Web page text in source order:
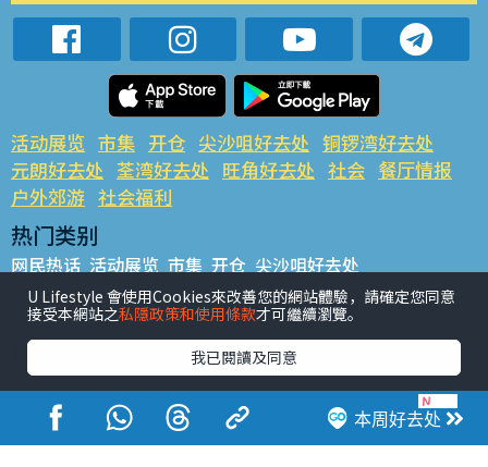
本周好去处
活动展览 市集 开仓 尖沙咀好去处 铜锣湾好去处
元朗好去处 荃湾好去处 旺角好去处 社会 餐厅情报
户外郊游 社会福利
热门类别
网民热话 活动展览 市集 开仓 尖沙咀好去处
铜锣湾好去处 元朗好去处 荃湾好去处 旺角好去处 社会
餐厅情报 户外郊游
热门标签
#UGO揾好去处 #人气活动推介 #美食社群热话
#亲子玩乐好去处
#ULifestyle应用程式
#限时抢
#UJetso礼物放送
#ULifestyle商户中心 #著数 #网络热话
U Lifestyle 會使用Cookies來改善您的網站體驗，請確定您同意
接受本網站之私隱政策和使用條款才可繼續瀏覽。
我已閱讀及同意